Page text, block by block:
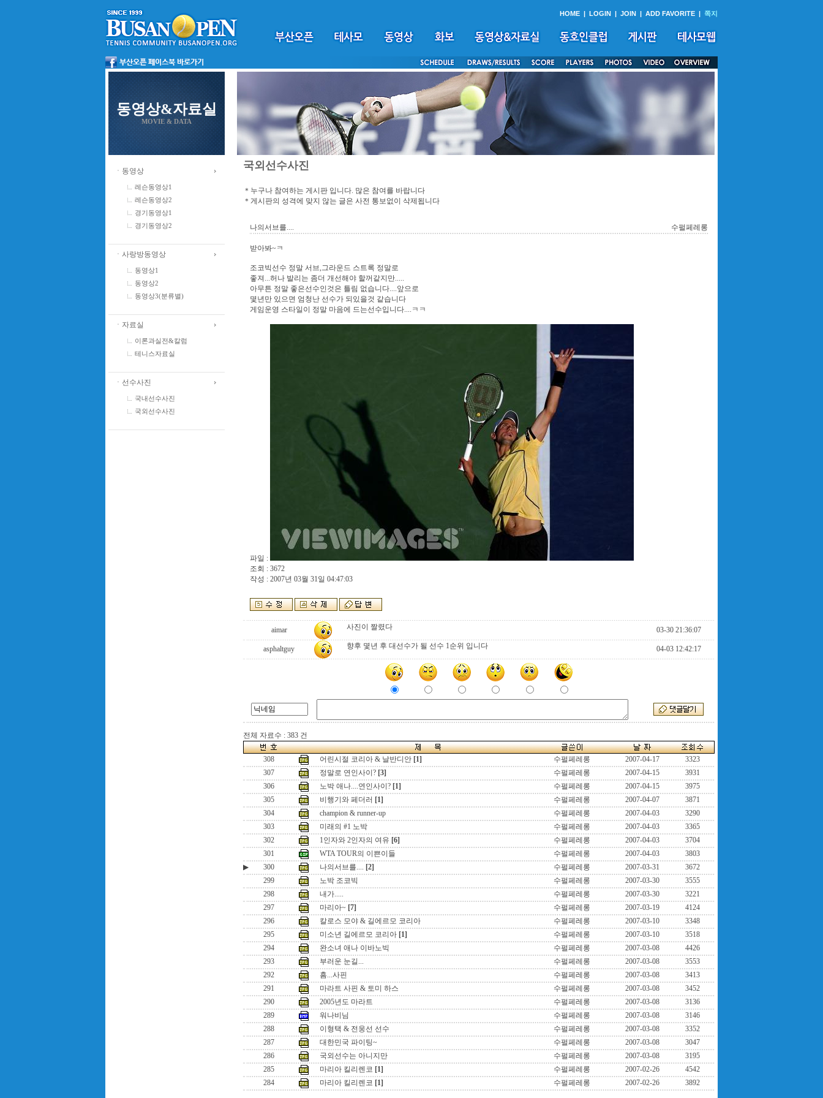
HOME | LOGIN | JOIN | ADD FAVORITE | 쪽지
동영상&자료실
MOVIE & DATA
ㆍ동영상
레슨동영상1
레슨동영상2
경기동영상1
경기동영상2
ㆍ사랑방동영상
동영상1
동영상2
동영상3(분류별)
ㆍ자료실
이론과실전&칼럼
테니스자료실
ㆍ선수사진
국내선수사진
국외선수사진
국외선수사진
＊누구나 참여하는 게시판 입니다. 많은 참여를 바랍니다
＊게시판의 성격에 맞지 않는 글은 사전 통보없이 삭제됩니다
나의서브를.... 수펄페레롱
받아봐~ㅋ
조코빅선수 정말 서브,그라운드 스트록 정말로
좋져...허나 발리는 좀더 개선해야 할꺼같지만.....
아무튼 정말 좋은선수인것은 틀림 없습니다....앞으로
몇년만 있으면 엄청난 선수가 되있을것 같습니다
게임운영 스타일이 정말 마음에 드는선수입니다....ㅋㅋ
파일 :
조회 : 3672
작성 : 2007년 03월 31일 04:47:03
aimar 사진이 짤렸다 03-30 21:36:07
asphaltguy 향후 몇년 후 대선수가 될 선수 1순위 입니다 04-03 12:42:17
전체 자료수 : 383 건
308 어린시절 코리아 & 날반디안 [1] 수펄페레롱 2007-04-17
3323
307
정말로 연인사이? [3] 수펄페레롱 2007-04-15
3931
306
노박 애나....연인사이? [1] 수펄페레롱 2007-04-15
3975
305
비행기와 페더러 [1] 수펄페레롱 2007-04-07
3871
304
champion & runner-up 수펄페레롱 2007-04-03
3290
303
미래의 #1 노박 수펄페레롱 2007-04-03
3365
302
1인자와 2인자의 여유 [6] 수펄페레롱 2007-04-03
3704
301
WTA TOUR의 이쁜이들 수펄페레롱 2007-04-03
3803
▶
300 나의서브를.... [2] 수펄페레롱 2007-03-31
3672
299
노박 조코빅 수펄페레롱 2007-03-30
3555
298
내가..... 수펄페레롱 2007-03-30
3221
297
마리아~ [7] 수펄페레롱 2007-03-19
4124
296
칼로스 모야 & 길에르모 코리아 수펄페레롱 2007-03-10
3348
295
미소년 길에르모 코리아 [1] 수펄페레롱 2007-03-10
3518
294
완소녀 애나 이바노빅 수펄페레롱 2007-03-08
4426
293
부러운 눈길... 수펄페레롱 2007-03-08
3553
292
흠...사핀 수펄페레롱 2007-03-08
3413
291
마라트 사핀 & 토미 하스 수펄페레롱 2007-03-08
3452
290
2005년도 마라트 수펄페레롱 2007-03-08
3136
289
워나비님 수펄페레롱 2007-03-08
3146
288
이형택 & 전웅선 선수 수펄페레롱 2007-03-08
3352
287
대한민국 파이팅~ 수펄페레롱 2007-03-08
3047
286
국외선수는 아니지만 수펄페레롱 2007-03-08
3195
285
마리아 킬리렌코 [1] 수펄페레롱 2007-02-26
4542
284
마리아 킬리렌코 [1] 수펄페레롱 2007-02-26 3892